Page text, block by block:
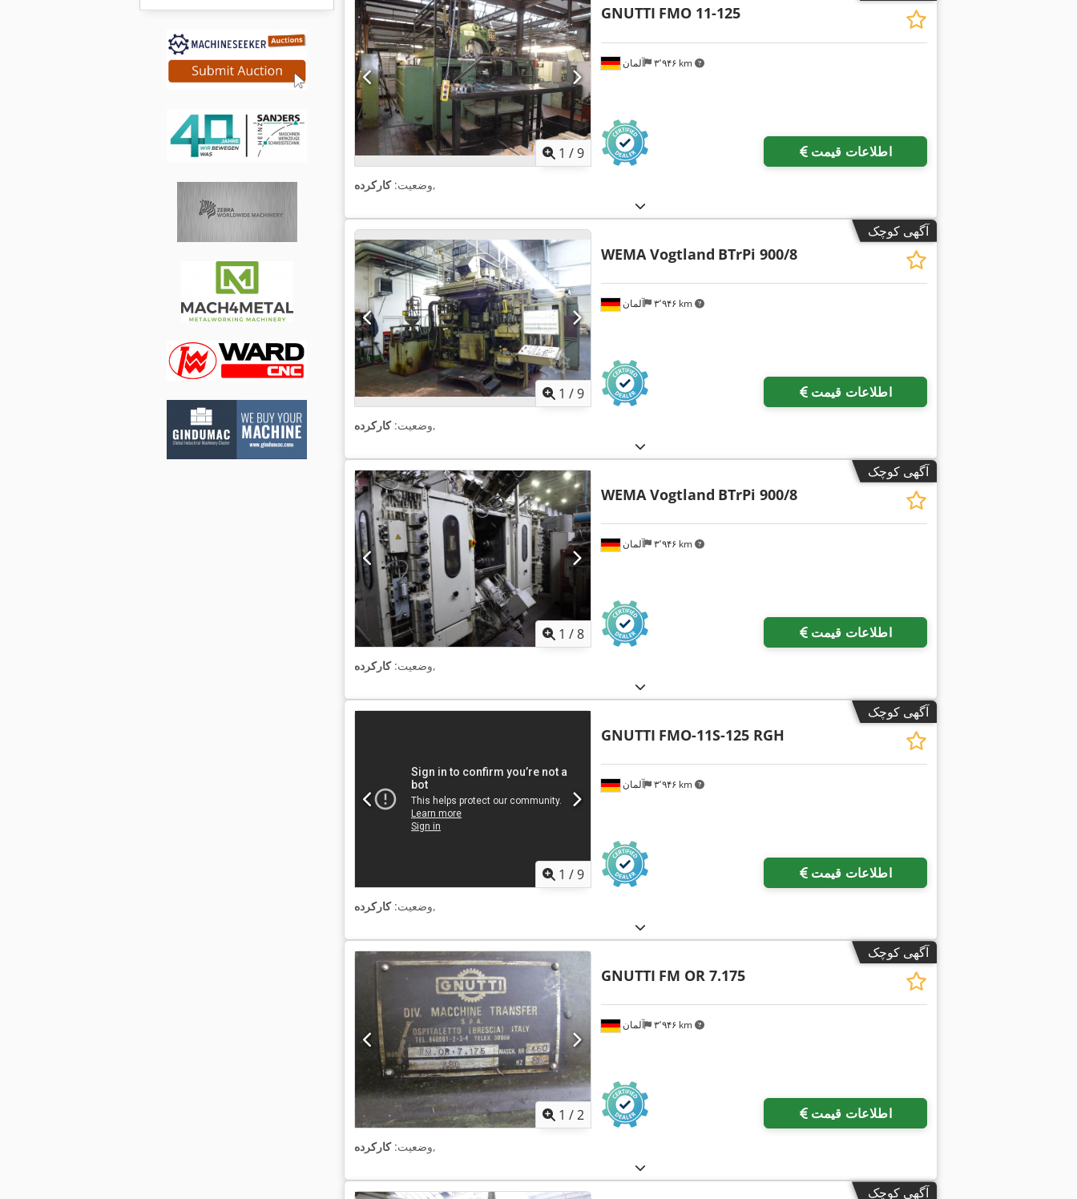
1 /9
آلمان ۳٬۹۴۶ km
GNUTTI FMO 11-125
اطلاعات قیمت
وضعیت:کارکرده ,
آگهی کوچک
1 /9
آلمان ۳٬۹۴۶ km
WEMA Vogtland BTrPi 900/8
اطلاعات قیمت
وضعیت:کارکرده ,
آگهی کوچک
1 /8
آلمان ۳٬۹۴۶ km
WEMA Vogtland BTrPi 900/8
اطلاعات قیمت
وضعیت:کارکرده ,
آگهی کوچک
1 /9
آلمان ۳٬۹۴۶ km
GNUTTI FMO-11S-125 RGH
اطلاعات قیمت
وضعیت:کارکرده ,
آگهی کوچک
1 /2
آلمان ۳٬۹۴۶ km
GNUTTI FM OR 7.175
اطلاعات قیمت
وضعیت:کارکرده ,
آگهی کوچک